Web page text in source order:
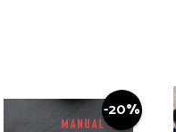
-20%